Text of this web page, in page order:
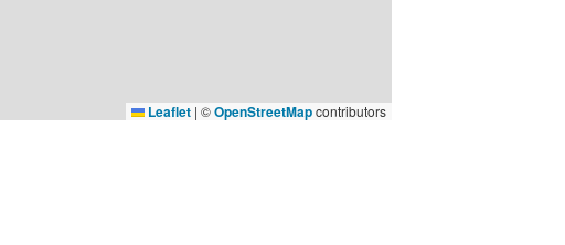
Leaflet | ©OpenStreetMapcontributors